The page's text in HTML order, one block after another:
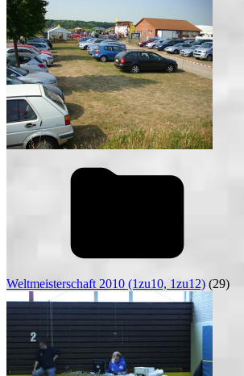
Weltmeisterschaft 2010 (1zu10, 1zu12) (29)